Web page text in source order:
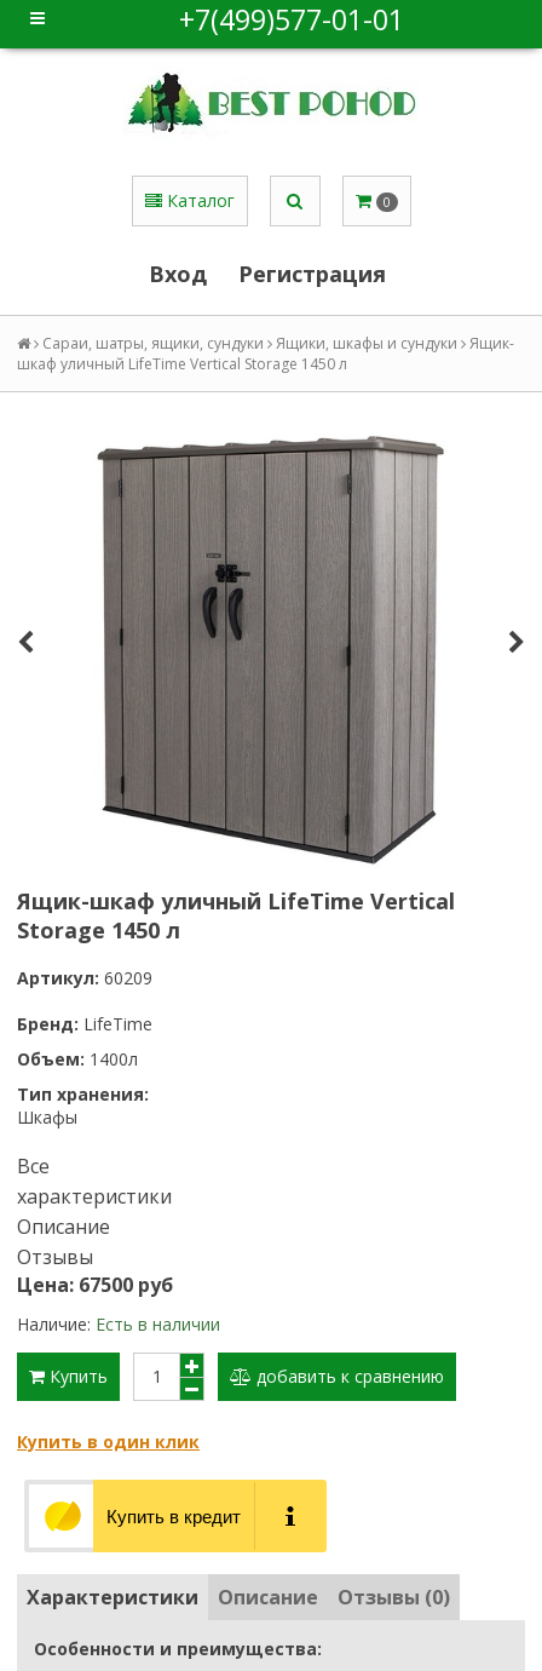
+7(499)577-01-01
Каталог 0
Вход Регистрация
Сараи, шатры, ящики, сундуки Ящики, шкафы и сундуки
Ящик-
шкаф уличный LifeTime Vertical Storage 1450 л
Ящик-шкаф уличный LifeTime Vertical
Storage 1450 л
Артикул: 60209
Бренд: LifeTime
Объем: 1400л
Тип хранения:
Шкафы
Все
характеристики
Описание
Отзывы
Цена: 67500 руб
Наличие: Есть в наличии
Купить добавить к сравнению
Купить в один клик
Купить в кредит
Характеристики Описание Отзывы (0)
Особенности и преимущества: